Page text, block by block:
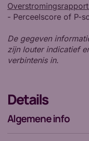
- Perceelscore of P-
De gegeven
zijn louter indicatief
verbintenis in.
Details
Algemene info